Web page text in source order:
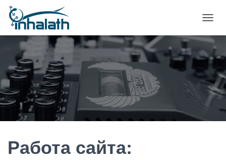
Е
Р
Е
К
Ю
Ч
И
Ь
Работа сайта: